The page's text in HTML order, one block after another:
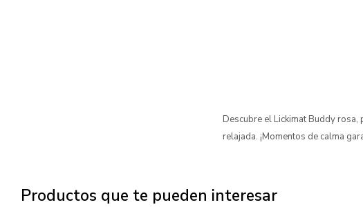
Descubre el Lickimat Buddy
relajada. ¡Momentos de calma
Productos que te pueden interesar